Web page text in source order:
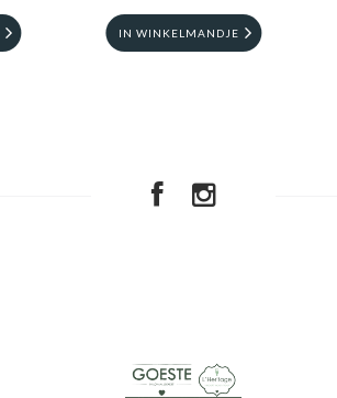
IN WINKELMANDJE